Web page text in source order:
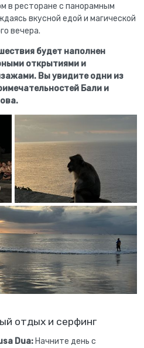
в ресторане с панорамным
вкусной едой и магической
вечера.
будет наполнен
открытиями и
Вы увидите одни из
Бали и
отдых и серфинг
Dua: Начните день с